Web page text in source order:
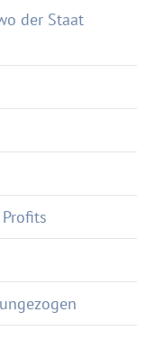
der Staat